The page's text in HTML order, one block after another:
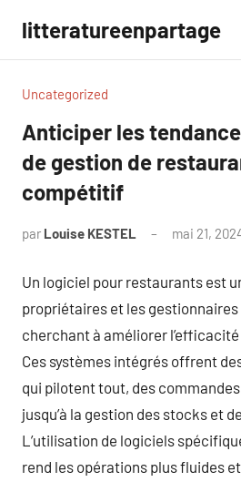
contenu
litteratureenpartage
Uncategorized
Anticiper les
de gestion de
compétitif
par Louise KESTEL mai 21,
Un logiciel pour restaurants est
propriétaires et les
cherchant à améliorer
Ces systèmes intégrés offrent
qui pilotent tout, des
jusqu’à la gestion des stocks et
L’utilisation de logiciels
rend les opérations plus fluides